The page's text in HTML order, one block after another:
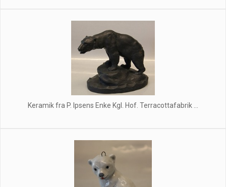
Keramik fra P. Ipsens Enke Kgl. Hof. Terracottafabrik ...